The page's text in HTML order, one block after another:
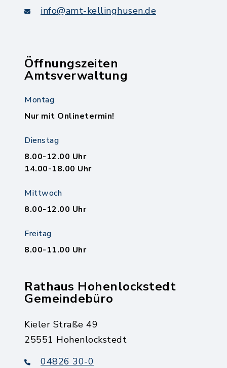
info@amt-kellinghusen.de
Öffnungszeiten
Amtsverwaltung
Montag
Nur mit Onlinetermin!
Dienstag
8.00-12.00 Uhr
14.00-18.00 Uhr
Mittwoch
8.00-12.00 Uhr
Freitag
8.00-11.00 Uhr
Rathaus Hohenlockstedt
Gemeindebüro
Kieler Straße 49
25551 Hohenlockstedt
04826 30-0